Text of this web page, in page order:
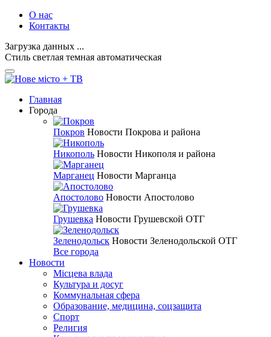
О нас
Контакты
Загрузка данных ...
Стиль светлая темная автоматическая
Главная
Города
Покров Новости Покрова и района
Никополь Новости Никополя и района
Марганец Новости Марганца
Апостолово Новости Апостолово
Грушевка Новости Грушевской ОТГ
Зеленодольск Новости Зеленодольской ОТГ
Все города
Новости
Місцева влада
Культура и досуг
Коммунальная сфера
Образование, медицина, соцзащита
Спорт
Религия